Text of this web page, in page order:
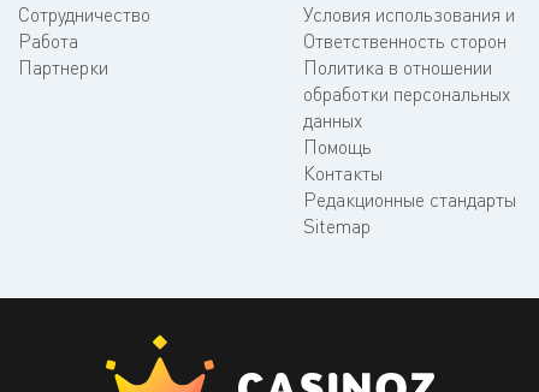
Сотрудничество
Работа
Партнерки
Условия использования и
Ответственность сторон
Политика в отношении
обработки персональных
данных
Помощь
Контакты
Редакционные стандарты
Sitemap